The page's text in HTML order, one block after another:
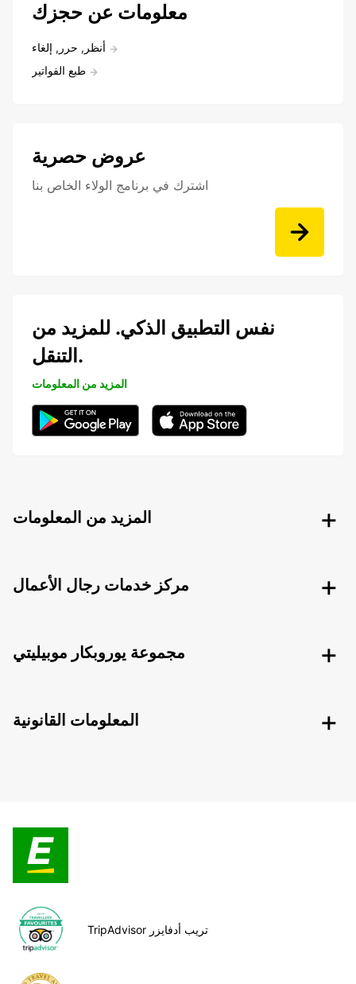
معلومات عن حجزك
أنظر, حرر, إلغاء
طبع الفواتير
عروض حصرية
اشترك في برنامج الولاء الخاص بنا
نفس التطبيق الذكي. للمزيد من
التنقل.
المزيد من المعلومات
المزيد من المعلومات
مركز خدمات رجال الأعمال
مجموعة يوروبكار موبيليتي
المعلومات القانونية
TripAdvisor تريب أدفايزر